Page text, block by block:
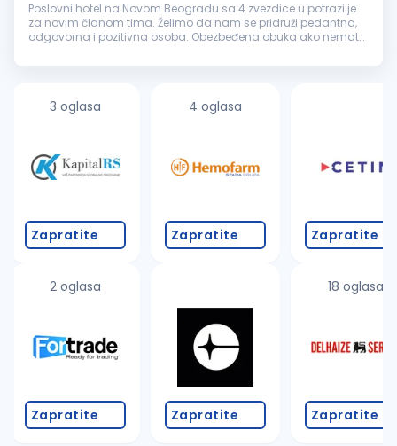
Poslovni hotel na Novom Beogradu sa 4 zvezdice u potrazi je
za novim članom tima. Želimo da nam se pridruži pedantna,
odgovorna i pozitivna osoba. Obezbeđena obuka ako nemate
poslovim...
3 oglasa
Zapratite
2 oglasa
Zapratite
4 oglasa
Zapratite
Zapratite
Zapratite
18 oglasa
Zapratite